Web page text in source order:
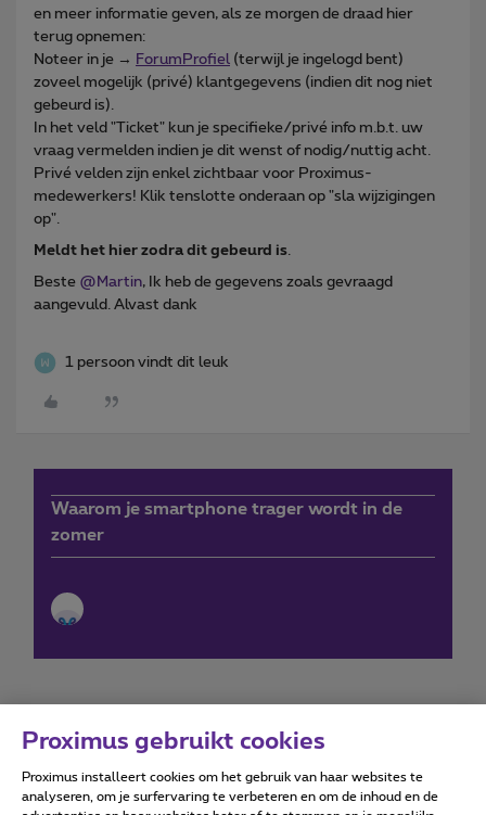
en meer informatie geven, als ze morgen de draad hier
terug opnemen:
Noteer in je → ForumProfiel (terwijl je ingelogd bent)
zoveel mogelijk (privé) klantgegevens (indien dit nog niet
gebeurd is).
In het veld "Ticket" kun je specifieke/privé info m.b.t. uw
vraag vermelden indien je dit wenst of nodig/nuttig acht.
Privé velden zijn enkel zichtbaar voor Proximus-
medewerkers! Klik tenslotte onderaan op "sla wijzigingen
op".
Meldt het hier zodra dit gebeurd is
Beste @Martin, Ik heb de gegevens zoals gevraagd
aangevuld. Alvast dank
1 persoon vindt dit leuk
Waarom je smartphone trager wordt in de
zomer
Forumvoorwaarden Accessibility statement
Proximus gebruikt cookies
Proximus installeert cookies om het gebruik van haar websites te
analyseren, om je surfervaring te verbeteren en om de inhoud en de